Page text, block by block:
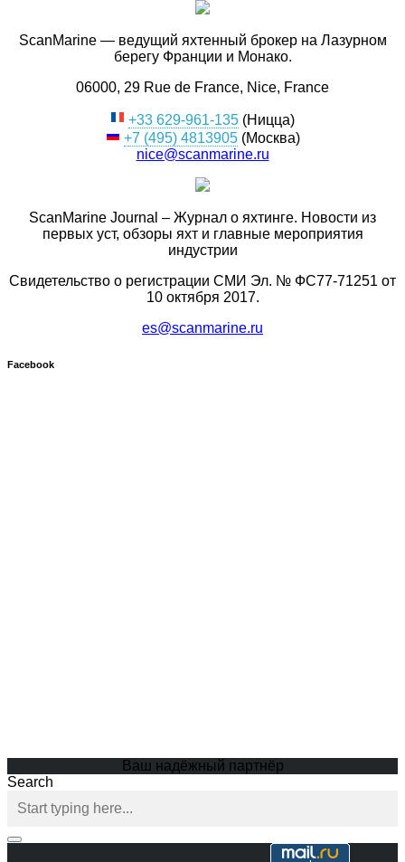
ScanMarine — ведущий яхтенный брокер на Лазурном
берегу Франции и Монако.
06000, 29 Rue de France, Nice, France
+33 629-961-135 (Ницца)
+7 (495) 4813905(Москва)
nice@scanmarine.ru
ScanMarine Journal – Журнал о яхтинге. Новости из
первых уст, обзоры яхт и главные мероприятия
индустрии
Свидетельство о регистрации СМИ Эл. № ФС77-71251 от
10 октября 2017.
es@scanmarine.ru
Facebook
Ваш надёжный партнёр
Search